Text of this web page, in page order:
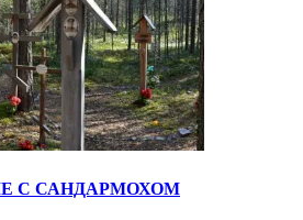
С САНДАРМОХОМ